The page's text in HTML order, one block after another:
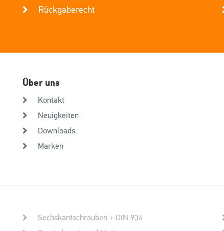
Rückgaberecht
Über uns
Kontakt
Neuigkeiten
Downloads
Marken
Sechskantschrauben + DIN 934